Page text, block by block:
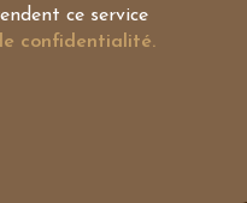
ce service
confidentialité.